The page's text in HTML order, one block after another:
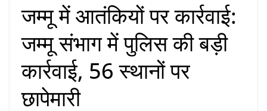
जम्मू में आतंकियों पर कार्रवाई:
जम्मू संभाग में पुलिस की बड़ी
कार्रवाई, 56 स्थानों पर
छापेमारी